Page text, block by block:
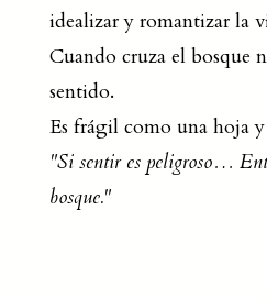
idealizar y romantizar la
Cuando cruza el bosque
sentido.
Es frágil como una hoja
"Si sentir es peligroso…
bosque."